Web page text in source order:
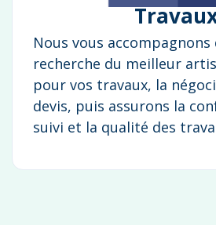
Nous vous accompagnons
recherche du meilleur
pour vos travaux, la
devis, puis assurons la
suivi et la qualité des